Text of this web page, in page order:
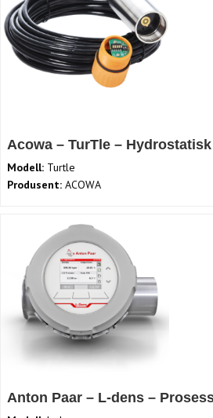
Acowa – TurTle –
Modell: Turtle
Produsent: ACOWA
Anton Paar – L-dens –